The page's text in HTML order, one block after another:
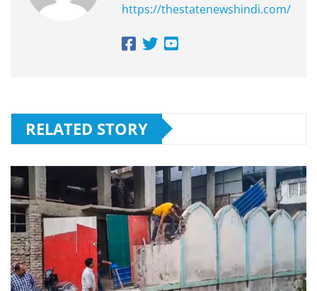
https://thestatenewshindi.com/
RELATED STORY